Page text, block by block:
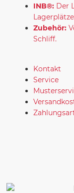
INB®: Der
Zubehör:
Schliff.
Kontakt
Service